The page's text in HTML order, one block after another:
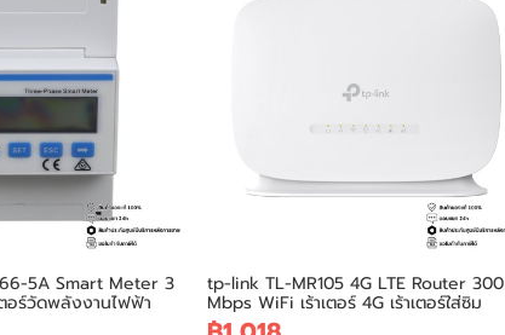
5A Smart Meter 3
อร์วัดพลังงานไฟฟ้า
tp-link TL-MR105 4G LTE Router 300
Mbps WiFi เร้าเตอร์ 4G เร้าเตอร์ใส่ซิม